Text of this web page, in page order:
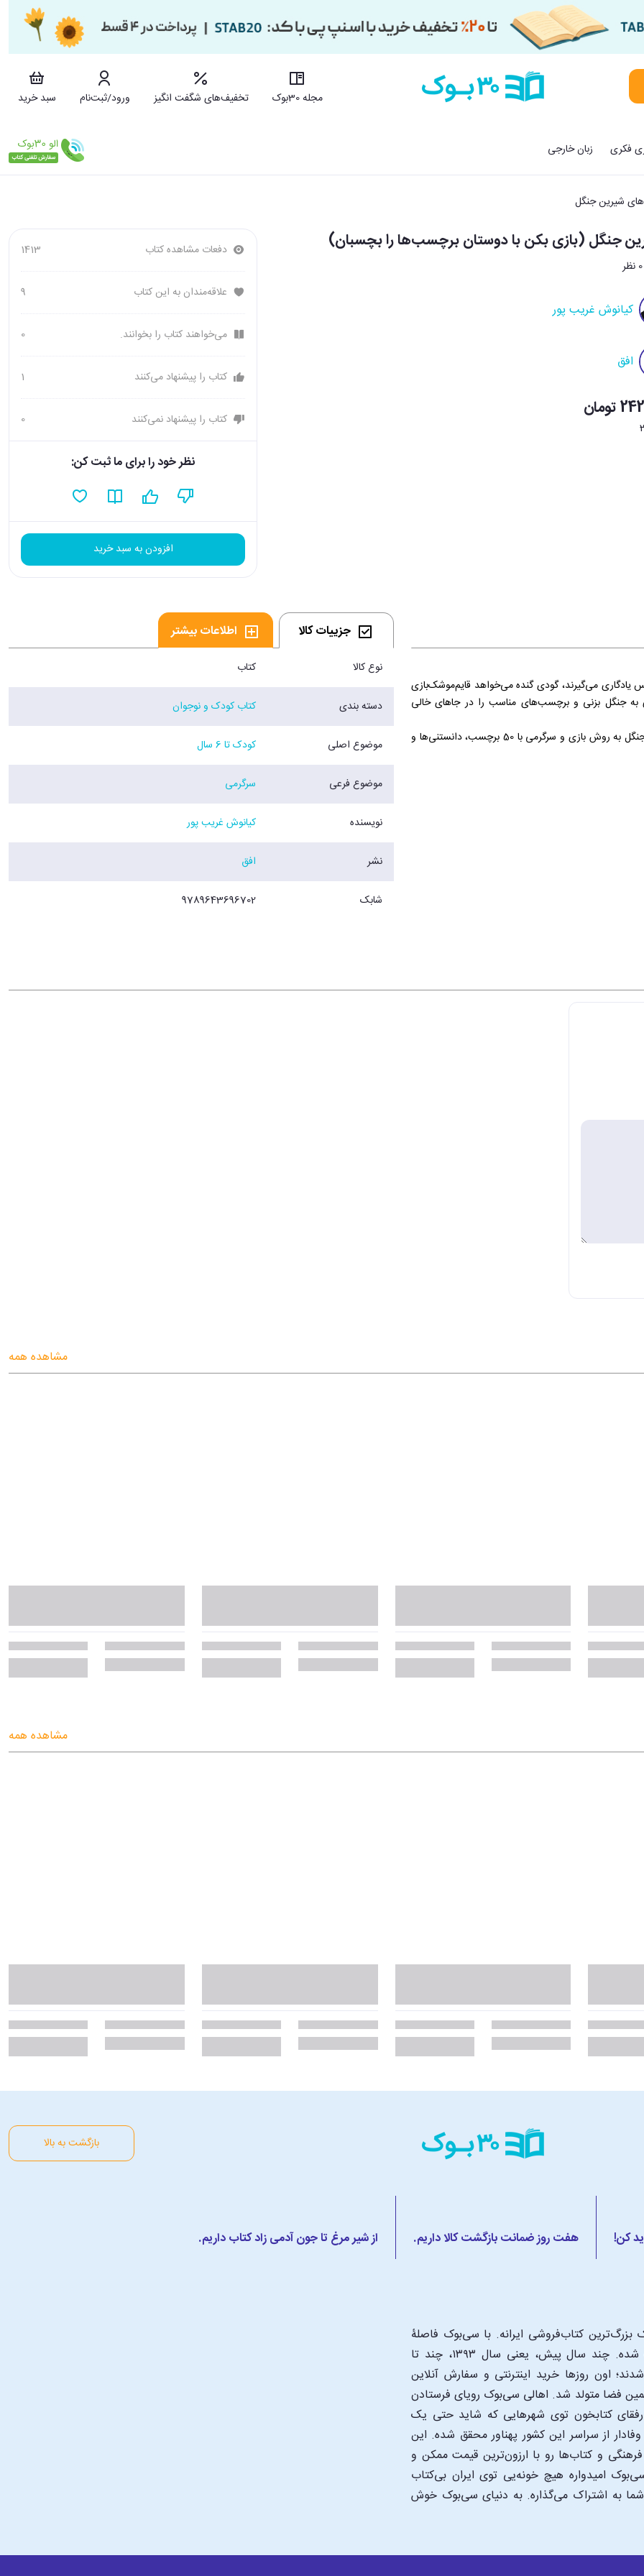
مجله 30بوک تخفیف‌های شگفت انگیز ورود/ثبت‌نام
سبد خرید
فکری زبان خارجی
شیرین جنگل
جنگل (بازی بکن با دوستان برچسب‌ها را بچسبان)
0 نظر
کیانوش غریب پور
افق
دفعات مشاهده کتاب 1413
علاقه‌مندان به این کتاب 9
می‌خواهند کتاب را بخوانند. 0
کتاب را پیشنهاد می‌کنند 1
کتاب را پیشنهاد نمی‌کنند 0
نظر خود را برای ما ثبت کن:
افزودن به سبد خرید
یادگاری می‌گیرند، گودی گنده می‌خواهد قایم‌موشک‌بازی
جنگل بزنی و برچسب‌های مناسب را در جاهای خالی
كتاب‌ بازی بکن با دوستان برچسب‌ها را بچسبان از مجموعه‌ی قصه‌های شیرین جنگل به روش بازی و سرگرمی با 50 برچسب، دانستنی‌ها و
تبدیل می‌كنند. در کتاب سرگرم‌کننده و آموزشی بازی
هم مشغول بازی می‌شود و هم به صورت غیرمستقیم با
جزییات کالا اطلاعات بیشتر
نوع کالا کتاب
دسته بندی کتاب کودک و نوجوان
موضوع اصلی کودک تا 6 سال
موضوع فرعی سرگرمی
نویسنده کیانوش غریب پور
نشر افق
شابک 9789643696702
مشاهده همه
مشاهده همه
بازگشت به بالا
کن! هفت روز ضمانت بازگشت کالا داریم. از شیر مرغ تا جون آدمی زاد کتاب داریم.
کتاب‌فروشی ایرانه. با سی‌بوک فاصلۀ
شما تا یک کتابفروشی بزرگ و پروپیمون تنها به اندازۀ یک کلیک شده. چند سال پیش، یعنی سال ۱۳۹۳، چند تا
اون‌ روزها خرید اینترنتی و سفارش آنلاین
فضا متولد شد. اهالی سی‌بوک رویای فرستادن
رفقای کتابخون توی شهرهایی که شاید حتی یک
از سراسر این کشور پهناور محقق شده. این
فرهنگی و کتاب‌ها رو با ارزون‌ترین قیمت ممکن و
امیدواره هیچ خونه‌یی توی ایران بی‌کتاب
شما به اشتراک می‌گذاره. به دنیای سی‌بوک خوش